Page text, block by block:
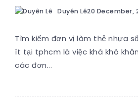
Duyên Lê20 December,
Tìm kiếm đơn vị làm thẻ nhựa
ít tại tphcm là việc khá khó
các đơn...